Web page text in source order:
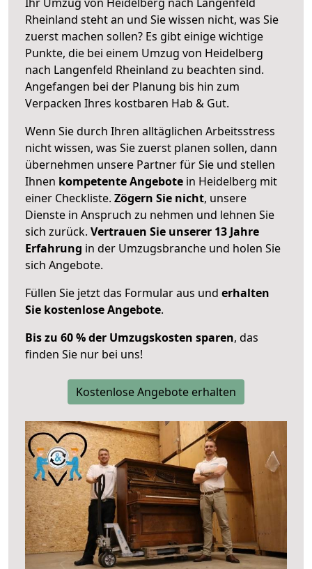
Rheinland steht an und Sie wissen nicht, was Sie
zuerst machen sollen? Es gibt einige wichtige
Punkte, die bei einem Umzug von Heidelberg
nach Langenfeld Rheinland zu beachten sind.
Angefangen bei der Planung bis hin zum
Verpacken Ihres kostbaren Hab & Gut.
Wenn Sie durch Ihren alltäglichen Arbeitsstress
nicht wissen, was Sie zuerst planen sollen, dann
übernehmen unsere Partner für Sie und stellen
Ihnen kompetente Angebote in Heidelberg mit
einer Checkliste. Zögern Sie nicht, unsere
Dienste in Anspruch zu nehmen und lehnen Sie
sich zurück. Vertrauen Sie unserer 13 Jahre
Erfahrung in der Umzugsbranche und holen Sie
sich Angebote.
Füllen Sie jetzt das Formular aus und erhalten
Sie kostenlose Angebote.
Bis zu 60 % der Umzugskosten sparen, das
finden Sie nur bei uns!
Kostenlose Angebote erhalten